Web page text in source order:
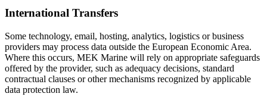
International Transfers
Some technology, email, hosting, analytics, logistics or business
providers may process data outside the European Economic Area.
Where this occurs, MEK Marine will rely on appropriate safeguards
offered by the provider, such as adequacy decisions, standard
contractual clauses or other mechanisms recognized by applicable
data protection law.